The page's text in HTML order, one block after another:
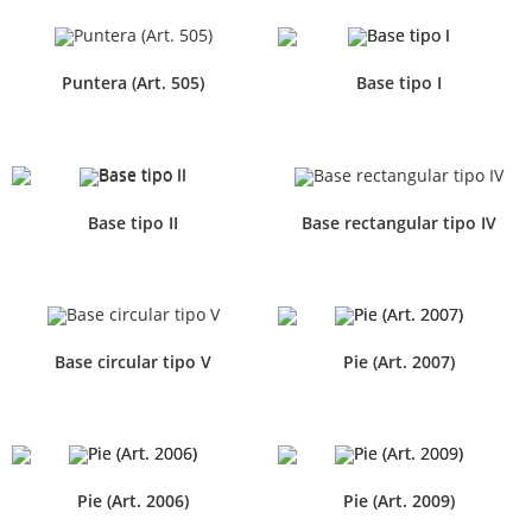
Puntera (Art. 505) Base tipo I
Base tipo II Base rectangular tipo IV
Base circular tipo V Pie (Art. 2007)
Pie (Art. 2006) Pie (Art. 2009)